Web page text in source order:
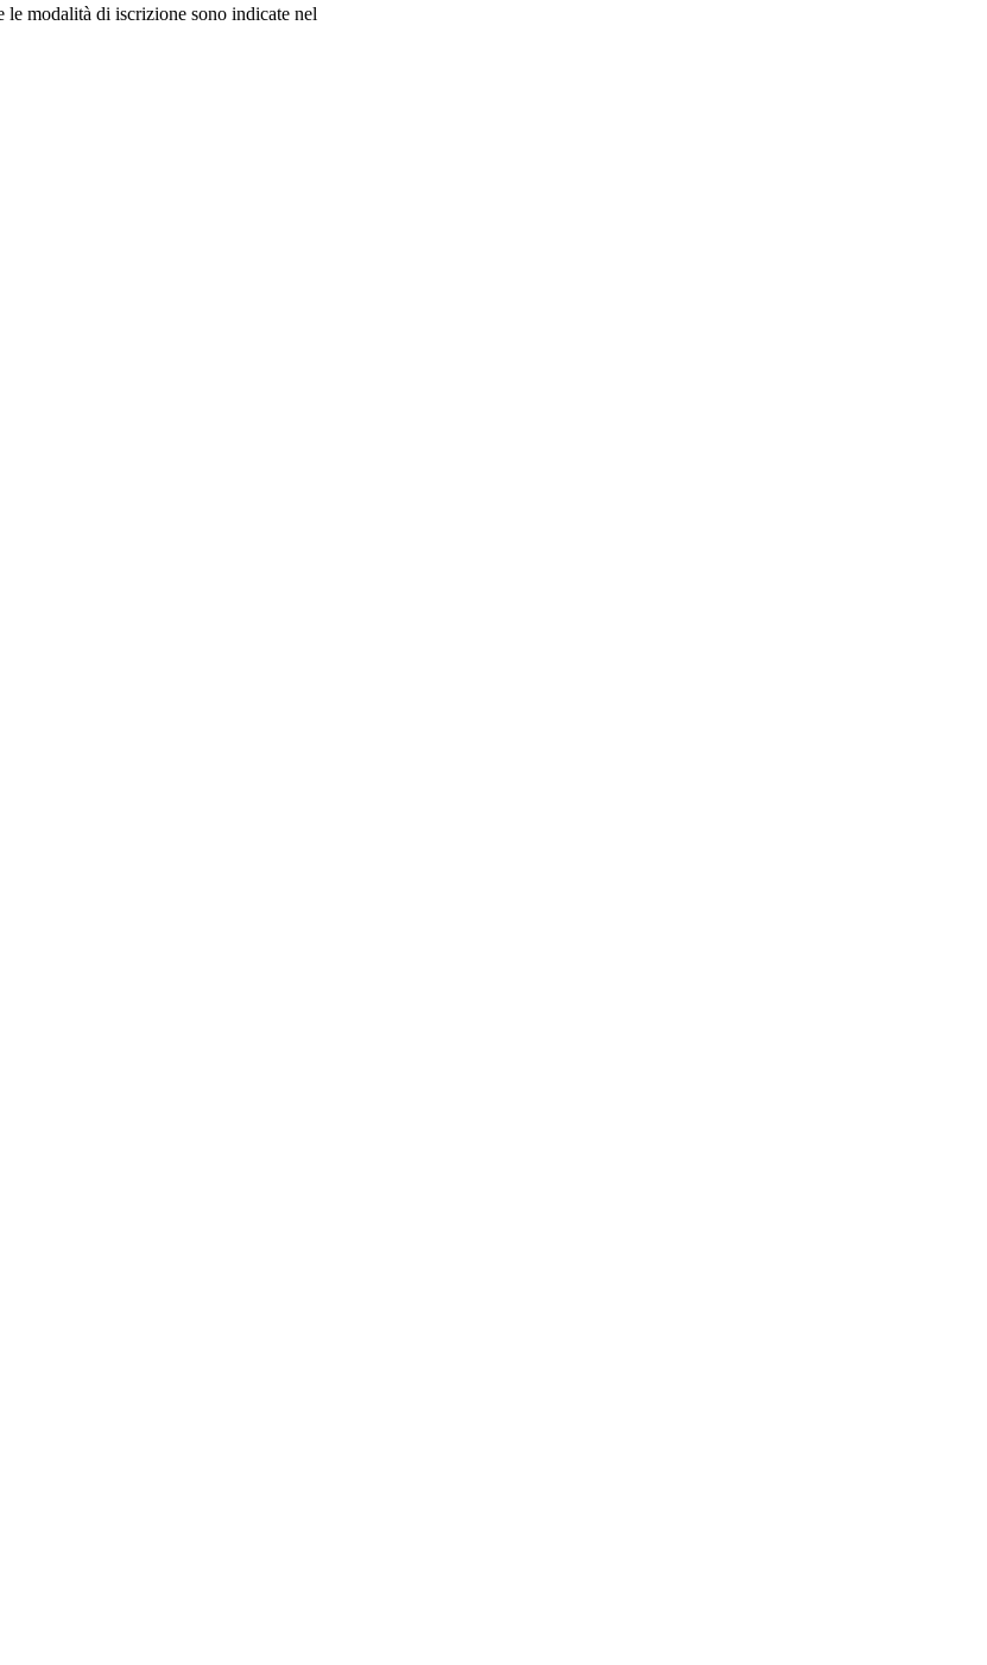
modalità di iscrizione sono indicate nel